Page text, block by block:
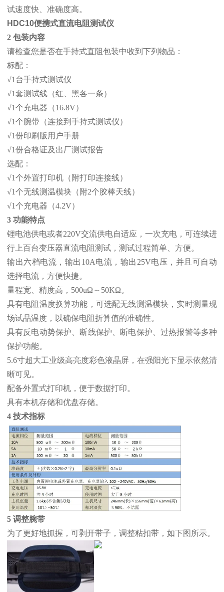
试速度快、准确度高。
HDC10便携式直流电阻测试仪
2 包装内容
请检查您是否在手持式直阻包装中收到下列物品：
标配：
√1台手持式测试仪
√1套测试线（红、黑各一条）
√1个充电器（16.8V）
√1个腕带（连接到手持式测试仪）
√1份印刷版用户手册
√1份合格证及出厂测试报告
选配：
√1个外置打印机（附打印连接线）
√1个无线测温模块（附2个胶棒天线）
√1个充电器（4.2V）
3 功能特点
锂电池供电或者220V交流供电自适应，一次充电，可连续进
行上百台变压器直流电阻测试，测试过程简单、方便。
输出六档电流，输出10A电流，输出25V电压，并且可自动
选择电流，方便快捷。
量程宽、精度高，500uΩ～50KΩ。
具有电阻温度换算功能，可选配无线测温模块，实时测量现
场试品温度，以确保电阻折算值的准确性。
具有反电动势保护、断线保护、断电保护、过热报警等多种
保护功能。
5.6寸超大工业级高亮度彩色液晶屏，在强阳光下显示依然清
晰可见。
配备外置式打印机，便于数据打印。
具有本机存储和优盘存储。
4 技术指标
5 调整腕带
为了更好地抓握，可剥开带子，调整粘扣带，如下图所示。